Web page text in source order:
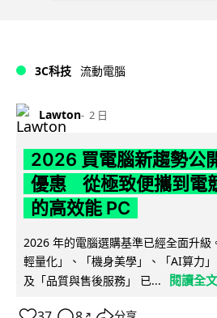
3C科技 流動電腦
Lawton 2 日
2026 買電腦新趨勢公
優惠 從極致便攜到電
的高效能 PC
2026 年的電腦選購基準已經全面升級
輕量化」、「機身美學」、「AI算力
及「品質與售後服務」 已...
閱讀全文